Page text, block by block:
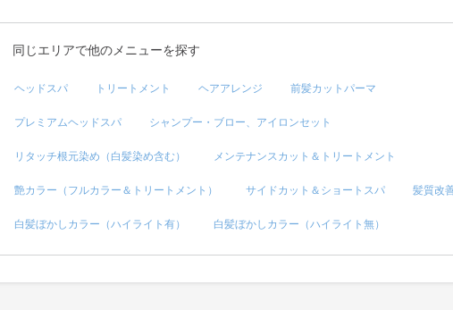
同じエリアで他のメニューを探す
ヘッドスパ トリートメント ヘアアレンジ 前髪カットパーマ
プレミアムヘッドスパ シャンプー・ブロー、アイロンセット
リタッチ根元染め（白髪染め含む） メンテナンスカット＆トリートメント
艶カラー（フルカラー＆トリートメント） サイドカット＆ショートスパ 髪質改
白髪ぼかしカラー（ハイライト有） 白髪ぼかしカラー（ハイライト無）